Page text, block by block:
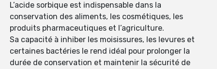
L’acide sorbique est indispensable dans la
conservation des aliments, les cosmétiques, les
produits pharmaceutiques et l’agriculture.
Sa capacité à inhiber les moisissures, les levures et
certaines bactéries le rend idéal pour prolonger la
durée de conservation et maintenir la sécurité de